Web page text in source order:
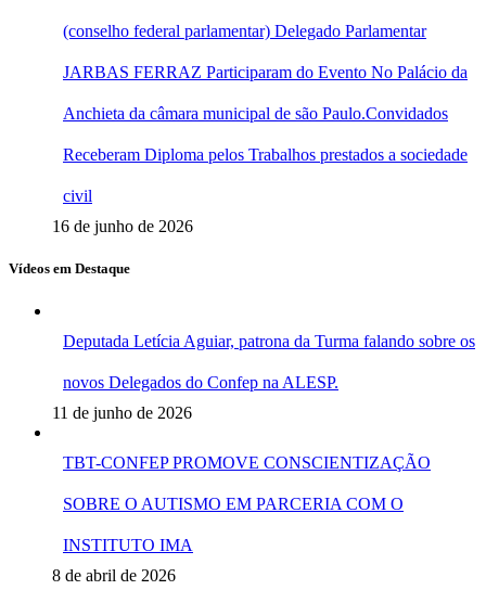
(conselho federal parlamentar) Delegado Parlamentar
JARBAS FERRAZ Participaram do Evento No Palácio da
Anchieta da câmara municipal de são Paulo.Convidados
Receberam Diploma pelos Trabalhos prestados a sociedade
civil
16 de junho de 2026
Vídeos em Destaque
Deputada Letícia Aguiar, patrona da Turma falando sobre os
novos Delegados do Confep na ALESP.
11 de junho de 2026
TBT-CONFEP PROMOVE CONSCIENTIZAÇÃO
SOBRE O AUTISMO EM PARCERIA COM O
INSTITUTO IMA
8 de abril de 2026